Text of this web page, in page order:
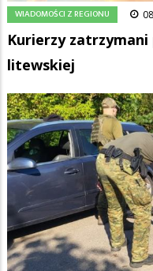
WIADOMOŚCI Z REGIONU
Kurierzy
litewskiej